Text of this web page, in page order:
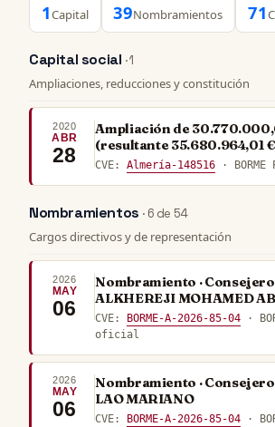
1Capital 39Nombramientos 71
Capital social · 1
Ampliaciones, reducciones y constitución
2020
ABR
28
Ampliación de
(resultante 35.680.964,01
CVE:Almería-148516 ·
Nombramientos · 6 de 54
Cargos directivos y de representación
2026
MAY
06
Nombramiento · Consejero
ALKHEREJI MOHAMED
CVE: BORME-A-2026-85-04 ·
oficial
2026
MAY
06
Nombramiento · Consejero
LAO MARIANO
CVE: BORME-A-2026-85-04 ·